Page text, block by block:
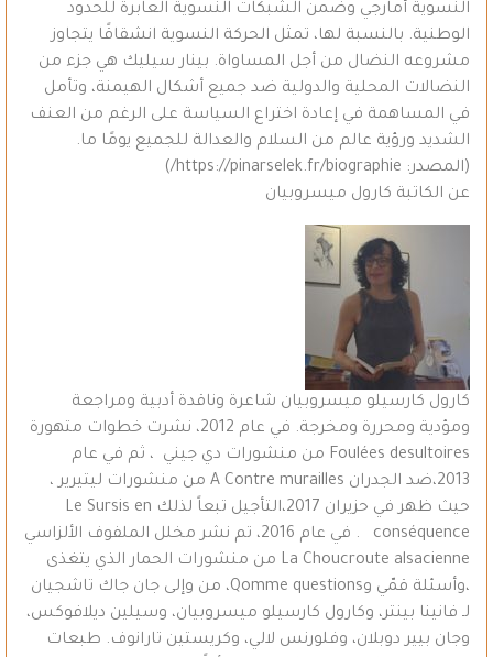
النسوية أمارجي وضمن الشبكات النسوية العابرة للحدود
الوطنية. بالنسبة لها، تمثل الحركة النسوية انشقاقًا يتجاوز
مشروعه النضال من أجل المساواة. بينار سيليك هي جزء من
النضالات المحلية والدولية ضد جميع أشكال الهيمنة، وتأمل
في المساهمة في إعادة اختراع السياسة على الرغم من العنف
الشديد ورؤية عالم من السلام والعدالة للجميع يومًا ما.
(المصدر: https://pinarselek.fr/biographie/)
عن الكاتبة كارول ميسروبيان
كارول كارسيلو ميسروبيان شاعرة وناقدة أدبية ومراجعة
ومؤدية ومحررة ومخرجة. في عام 2012، نشرت خطوات متهورة
Foulées desultoires من منشورات دي جيني ، ثم في عام
2013،ضد الجدران A Contre murailles من منشورات ليتيرير ،
حيث ظهر في حزيران 2017،التأجيل تبعاً لذلك Le Sursis en
conséquence . في عام 2016، تم نشر مخلل الملفوف الألزاسي
La Choucroute alsacienne من منشورات الحمار الذي يتغذى
،وأسئلة قمّي وQomme questions، من وإلى جان جاك تاشجيان
لـ فانينا بينتر، وكارول كارسيلو ميسروبيان، وسيلين ديلافوكس،
وجان بيير دوبلان، وفلورنس لالي، وكريستين تارانوف. طبعات